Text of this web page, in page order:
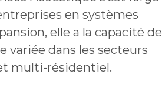
en systèmes
elle a la capacité de
variée dans les secteurs
multi-résidentiel.